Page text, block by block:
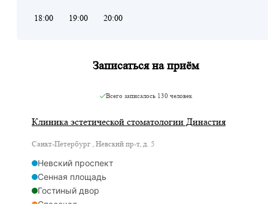
18:00 19:00 20:00
Записаться на приём
Всего записалось 130 человек
Клиника эстетической стоматологии Династия
Санкт-Петербург , Невский пр-т, д. 5
Невский проспект
Сенная площадь
Гостиный двор
Спасская